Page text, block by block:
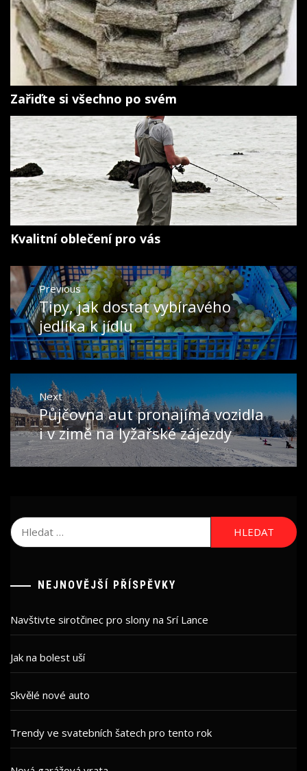
Zařiďte si všechno po svém
Kvalitní oblečení pro vás
Navigace
pro
příspěvek
Previous
Previous
post:
Tipy, jak dostat vybíravého
jedlíka k jídlu
Next
Next
post:
Půjčovna aut pronajímá vozidla
i v zimě na lyžařské zájezdy
Vyhledávání
NEJNOVĚJŠÍ PŘÍSPĚVKY
Navštivte sirotčinec pro slony na Srí Lance
Jak na bolest uší
Skvělé nové auto
Trendy ve svatebních šatech pro tento rok